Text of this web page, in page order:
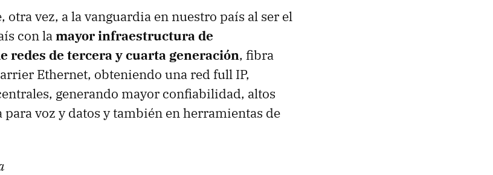
otra vez, a la vanguardia en nuestro país al ser el
con lamayor infraestructura de
redes de tercera y cuarta generación, fibra
Ethernet, obteniendo una red full IP,
generando mayor confiabilidad, altos
voz y datos y también en herramientas de